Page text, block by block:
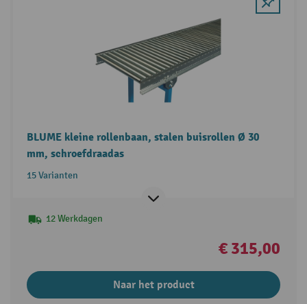
BLUME kleine rollenbaan, stalen buisrollen Ø 30
mm, schroefdraadas
15 Varianten
12 Werkdagen
€ 315,00
Naar het product